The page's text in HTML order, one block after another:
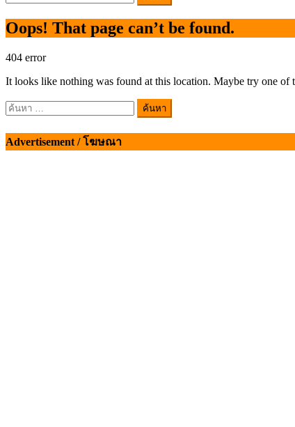
Oops! That page can’t be found.
404 error
It looks like nothing was found at this location. Maybe try one of
ค้นหา
Advertisement / โฆษณา